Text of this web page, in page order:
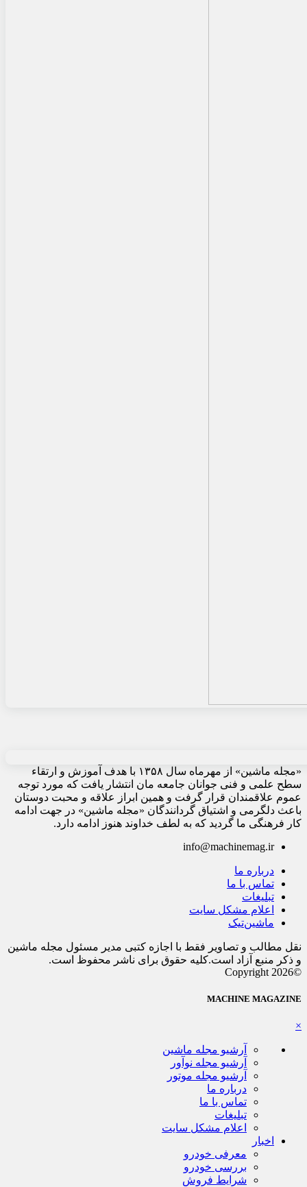
«مجله ماشین» از مهرماه سال ۱۳۵۸ با هدف آموزش و ارتقاء
سطح علمی و فنی جوانان جامعه مان انتشار یافت که مورد توجه
عموم علاقمندان قرار گرفت و همین ابراز علاقه و محبت دوستان
باعث دلگرمی و اشتیاق گردانندگان «مجله ماشین» در جهت ادامه
کار فرهنگی ما گردید که به لطف خداوند هنوز ادامه دارد.
info@machinemag.ir
درباره ما
تماس با ما
تبلیغات
اعلام مشکل سایت
ماشین‌تیک
نقل مطالب و تصاویر فقط با اجازه کتبی مدیر مسئول مجله ماشین
و ذکر منبع آزاد است.کلیه حقوق برای ناشر محفوظ است.
©Copyright 2026
MACHINE MAGAZINE
×
آرشیو مجله ماشین
آرشیو مجله نوآور
آرشیو مجله موتور
درباره ما
تماس با ما
تبلیغات
اعلام مشکل سایت
اخبار
معرفی خودرو
بررسی خودرو
شرایط فروش